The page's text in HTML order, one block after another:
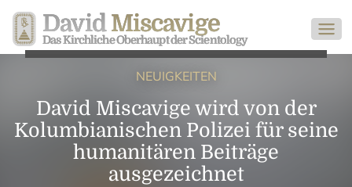
David Miscavige
Das Kirchliche Oberhaupt der Scientology
NEUIGKEITEN
David Miscavige wird von der
Kolumbianischen Polizei für seine
humanitären Beiträge
ausgezeichnet